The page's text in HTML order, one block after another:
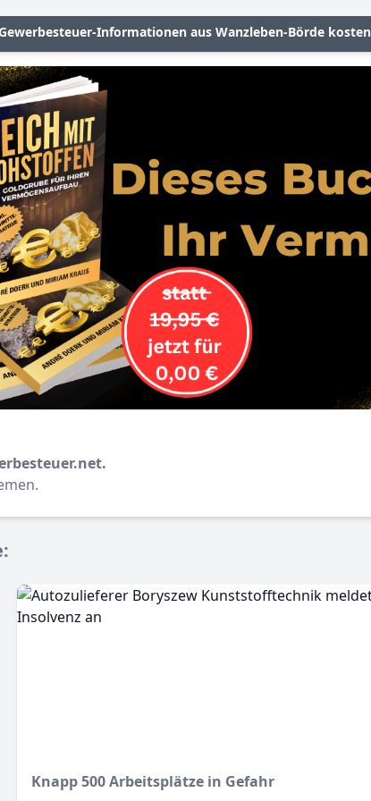
Informationen aus Wanzleben-Börde
Knapp 500 Arbeitsplätze in Gefahr